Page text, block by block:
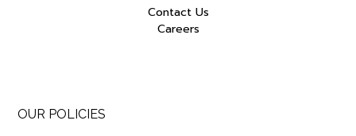
Contact Us
Careers
OUR POLICIES